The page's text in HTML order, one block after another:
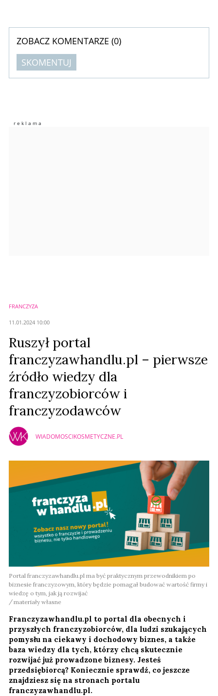
ZOBACZ KOMENTARZE (0)
SKOMENTUJ
Imię (Wymagane)
FRANCZYZA
11.01.2024 10:00
Ruszył portal
franczyzawhandlu.pl – pierwsze
źródło wiedzy dla
franczyzobiorców i
franczyzodawców
WIADOMOSCIKOSMETYCZNE.PL
Portal franczyzawhandlu.pl ma być praktycznym przewodnikiem po
biznesie franczyzowym, który będzie pomagał budować wartość firmy i
wiedzę o tym, jak ją rozwijać
materiały własne
Franczyzawhandlu.pl to portal dla obecnych i
przyszłych franczyzobiorców, dla ludzi szukających
pomysłu na ciekawy i dochodowy biznes, a także
baza wiedzy dla tych, którzy chcą skutecznie
rozwijać już prowadzone biznesy. Jesteś
przedsiębiorcą? Koniecznie sprawdź, co jeszcze
znajdziesz się na stronach portalu
franczyzawhandlu.pl.